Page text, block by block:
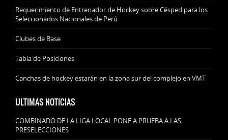
Requerimiento de Entrenador de Hockey sobre Césped para los
Seleccionados Nacionales de Perú
Clubes de Base
Tabla de Posiciones
Canchas de hockey estarán en la zona sur del complejo en VMT
ULTIMAS NOTICIAS
COMBINADO DE LA LIGA LOCAL PONE A PRUEBA A LAS
PRESELECCIONES